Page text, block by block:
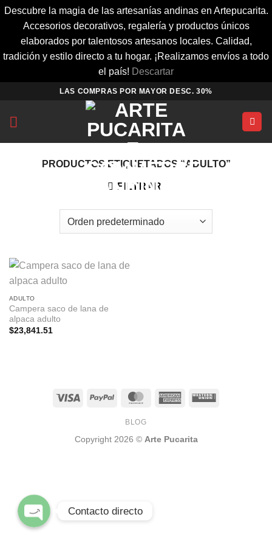
Descubre la magia de las artesanías andinas en Artepucarita.
Accesorios decorativos, regalería y productos únicos
elaborados por talentosos artesanos locales. Calidad,
tradición y estilo directo a tu hogar. ¡Realizamos envíos a todo
el país! Descartar
contenido
LAS COMPRAS POR MAYOR DESC. 30%
PRODUCTOS ETIQUETADOS “ADULTO”
FILTRAR
ADULTO
Campera saco de lana de
alpaca adulto
$23,841.51
BLOG
Copyright 2026 © Arte Pucarita
Contacto directo